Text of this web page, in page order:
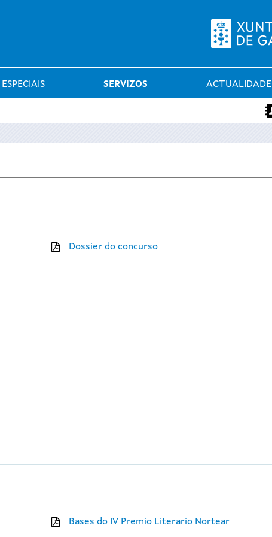
ESPECIAIS SERVIZOS ACTUALIDADE
Dossier do concurso
Bases do IV Premio Literario Nortear